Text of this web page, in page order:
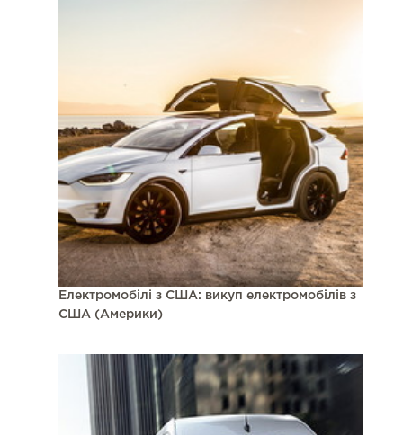
Електромобілі з США: викуп електромобілів з
США (Америки)